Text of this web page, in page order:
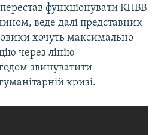
функціонувати КПВВ
веде далі представник
хочуть максимально
через лінію
звинуватити
кризі.